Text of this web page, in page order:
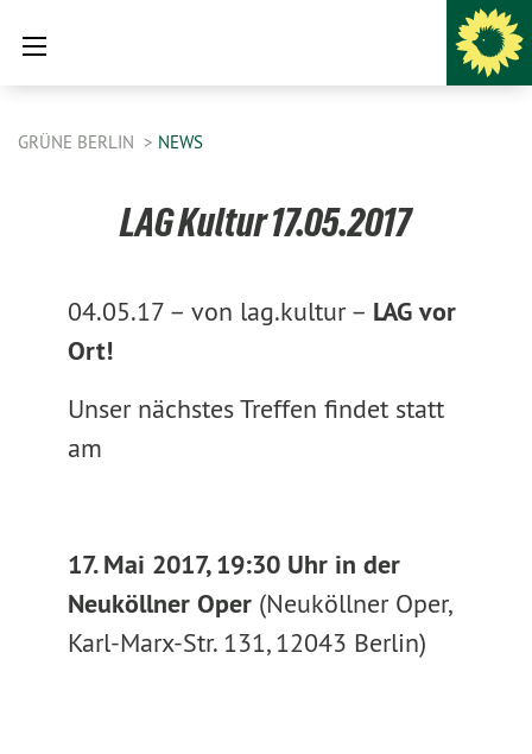
GRÜNE BERLIN NEWS
LAG Kultur 17.05.2017
04.05.17 – von lag.kultur – LAG vor
Ort!
Unser nächstes Treffen findet statt
am
17. Mai 2017, 19:30 Uhr in der
Neuköllner Oper (Neuköllner Oper,
Karl-Marx-Str. 131, 12043 Berlin)